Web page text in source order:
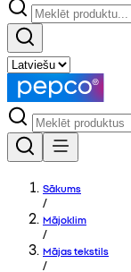
Sākums
/
Mājoklim
/
Mājas tekstils
/